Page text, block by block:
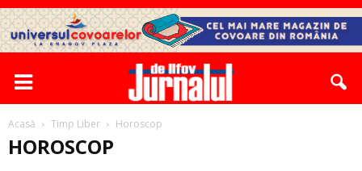
Acasă Timp Liber Horoscop
HOROSCOP